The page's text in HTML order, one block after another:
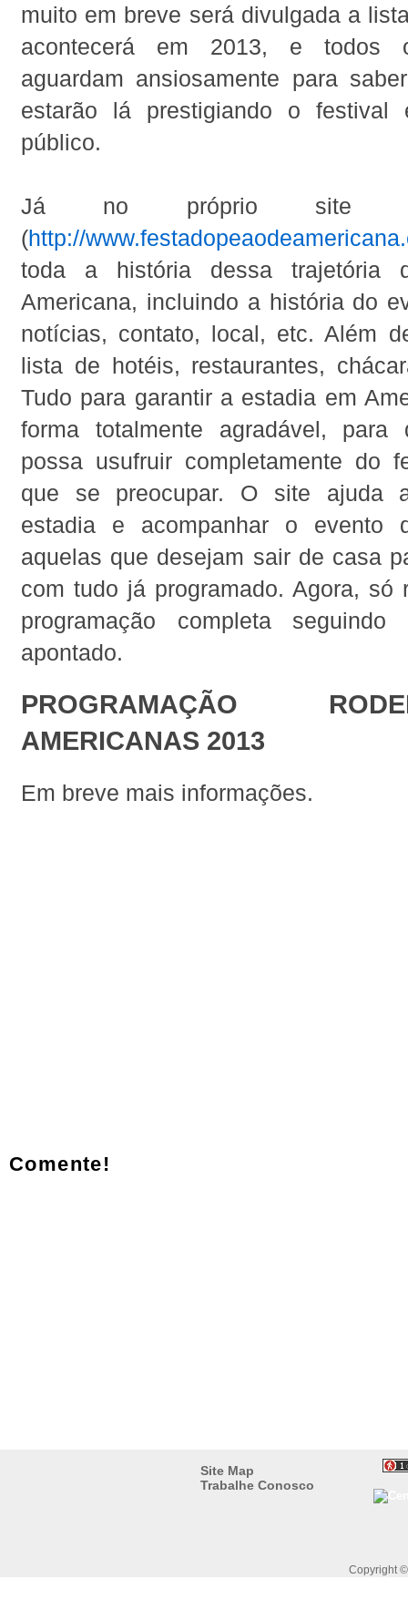
muito em breve será divulgada a
acontecerá em 2013, e todos
aguardam ansiosamente para
estarão lá prestigiando o festival
público.
Já no próprio site
(http://
toda a história dessa trajetória
Americana, incluindo a história do
notícias, contato, local, etc. Além
lista de hotéis, restaurantes,
Tudo para garantir a estadia em
forma totalmente agradável,
possa usufruir completamente do
que se preocupar. O site ajuda
estadia e acompanhar o evento
aquelas que desejam sair de casa
com tudo já programado. Agora, só
programação completa
apontado.
PROGRAMAÇÃO
AMERICANAS 2013
Em breve mais informações.
Comente!
Copyright
Site Map
Trabalhe Conosco